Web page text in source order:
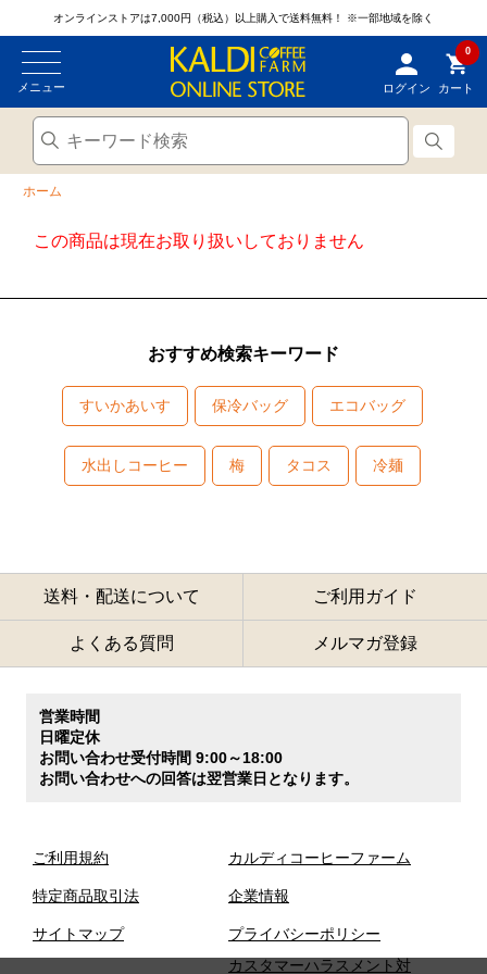
オンラインストアは7,000円（税込）以上購入で送料無料！ ※一部地域を除く
メニュー ログイン
0
カート
ホーム
この商品は現在お取り扱いしておりません
おすすめ検索キーワード
すいかあいす 保冷バッグ エコバッグ
水出しコーヒー 梅 タコス 冷麺
送料・配送について ご利用ガイド
よくある質問 メルマガ登録
営業時間
日曜定休
お問い合わせ受付時間 9:00～18:00
お問い合わせへの回答は翌営業日となります。
ご利用規約
特定商品取引法
サイトマップ
カルディコーヒーファーム
企業情報
プライバシーポリシー
カスタマーハラスメント対